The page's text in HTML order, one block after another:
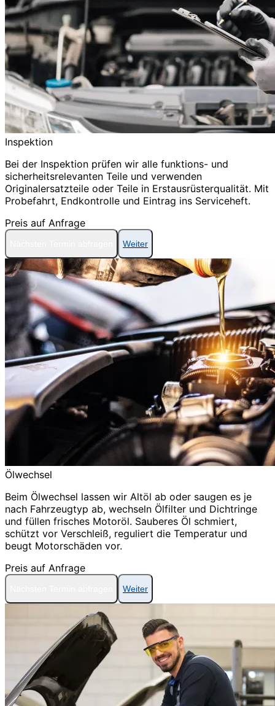
Inspektion
Bei der Inspektion prüfen wir alle funktions- und
sicherheitsrelevanten Teile und verwenden
Originalersatzteile oder Teile in Erstausrüsterqualität. Mit
Probefahrt, Endkontrolle und Eintrag ins Serviceheft.
Preis auf Anfrage
Weiter
Ölwechsel
Beim Ölwechsel lassen wir Altöl ab oder saugen es je
nach Fahrzeugtyp ab, wechseln Ölfilter und Dichtringe
und füllen frisches Motoröl. Sauberes Öl schmiert,
schützt vor Verschleiß, reguliert die Temperatur und
beugt Motorschäden vor.
Preis auf Anfrage
Weiter